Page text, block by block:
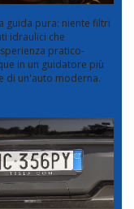
guida pura: niente filtri
idraulici che
pratico-
in un guidatore più
di un'auto moderna.